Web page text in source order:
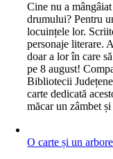
Cine nu a
drumului? Pentru
locuințele lor.
personaje literare.
doar a lor în care
pe 8 august!
Bibliotecii
carte dedicată
măcar un zâmbet și
O carte și un